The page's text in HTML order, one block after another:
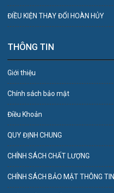
ĐIỀU KIỆN THAY ĐỔI HOÀN HỦY
THÔNG TIN
Giới thiệu
Chính sách bảo mật
Điều Khoản
QUY ĐỊNH CHUNG
CHÍNH SÁCH CHẤT LƯỢNG
CHÍNH SÁCH BẢO MẬT THÔNG TIN